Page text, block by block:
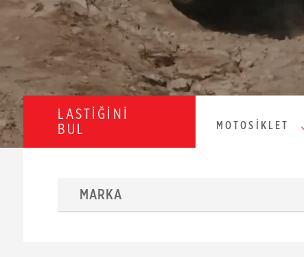
LASTİĞİNİ
BUL
MOTOSİKLET
MARKA